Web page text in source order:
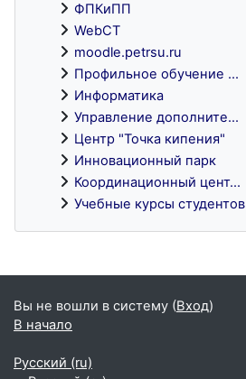
ФПКиПП
WebCT
moodle.petrsu.ru
Профильное обучение ...
Информатика
Управление дополните...
Центр "Точка кипения"
Инновационный парк
Координационный цент...
Учебные курсы студентов
Блоки
Вы не вошли в систему (Вход)
В начало
Русский ‎(ru)‎